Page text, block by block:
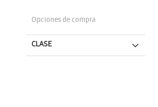
Opciones de compra
CLASE